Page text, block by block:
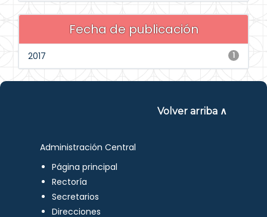
Fecha de publicación
1
2017
Volver arriba ∧
Administración Central
Página principal
Rectoría
Secretarios
Direcciones